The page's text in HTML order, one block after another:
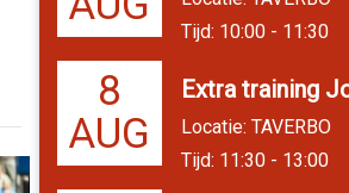
Tijd: 10:00 - 11:30
8
AUG
Extra training
Locatie: TAVERBO
Tijd: 11:30 - 13:00